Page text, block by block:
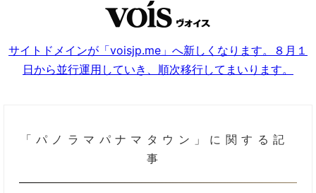
サイトドメインが「voisjp.me」へ新しくなります。８月１
日から並行運用していき、順次移行してまいります。
「パノラマパナマタウン」に関する記
事